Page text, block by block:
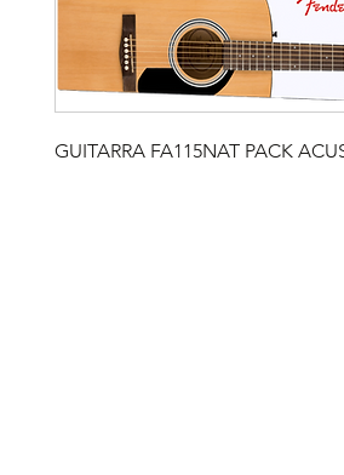
GUITARRA FA115NAT PACK